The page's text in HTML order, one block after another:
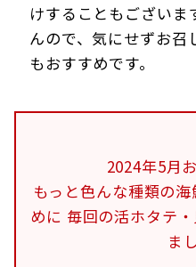
けすることもございま
んので、気にせずお召
もおすすめです。
2024年5月
もっと色んな種類の
めに 毎回の活ホタテ
ま